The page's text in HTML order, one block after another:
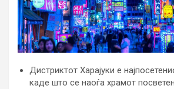
Дистриктот Харајуки е
каде што се наоѓа храмот